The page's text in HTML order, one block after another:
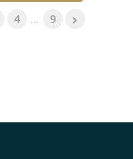
que já...
4 ... 9